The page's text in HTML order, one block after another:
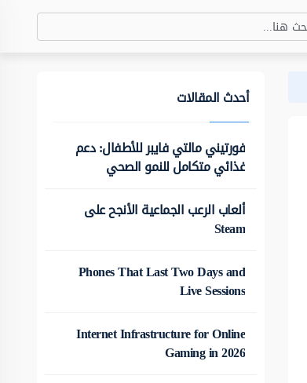
أحدث المقالات
فورتيني مالتي فايبر للأطفال: دعم
غذائي متكامل للنمو الصحي
ألعاب الرعب الجماعية الأنجح على
Steam
Phones That Last Two Days and
Live Sessions
Internet Infrastructure for Online
Gaming in 2026